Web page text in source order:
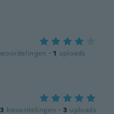
· 1 uploads
beoordelingen · 3 uploads